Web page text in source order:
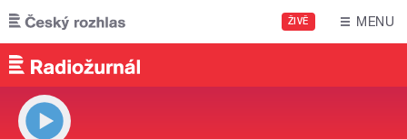
Přejít k hlavnímu obsahu
ŽIVĚ MENU